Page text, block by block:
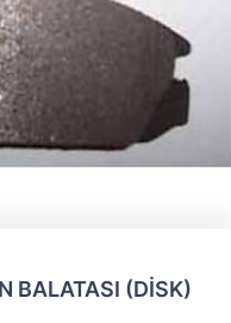
BALATASI (DİSK)